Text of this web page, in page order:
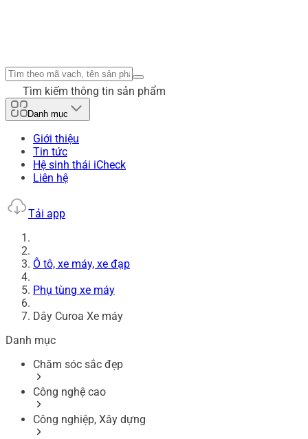
Tìm kiếm thông tin sản phẩm
Danh mục
Giới thiệu
Tin tức
Hệ sinh thái iCheck
Liên hệ
Tải app
Ô tô, xe máy, xe đạp
Phụ tùng xe máy
Dây Curoa Xe máy
Danh mục
Chăm sóc sắc đẹp
Công nghệ cao
Công nghiệp, Xây dựng